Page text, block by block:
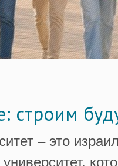
строим
– это